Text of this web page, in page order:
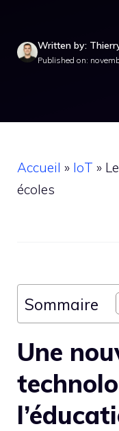
Written by:
Published on:
Accueil » IoT »
écoles
Sommaire
Une